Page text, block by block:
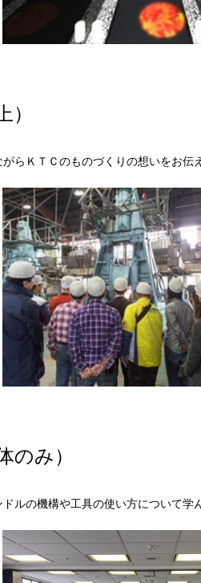
らＫＴＣのものづくりの想いをお伝
のみ）
ルの機構や工具の使い方について学